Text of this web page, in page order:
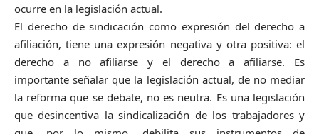
ocurre en la legislación actual.
El derecho de sindicación como expresión del derecho a
afiliación, tiene una expresión negativa y otra positiva: el
derecho a no afiliarse y el derecho a afiliarse. Es
importante señalar que la legislación actual, de no mediar
la reforma que se debate, no es neutra. Es una legislación
que desincentiva la sindicalización de los trabajadores y